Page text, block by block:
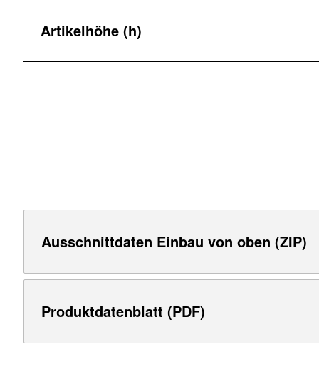
Artikelhöhe (h)
Ausschnittdaten Einbau von oben (ZIP)
Produktdatenblatt (PDF)